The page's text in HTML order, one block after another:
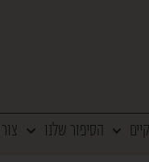
הסיפור שלנו